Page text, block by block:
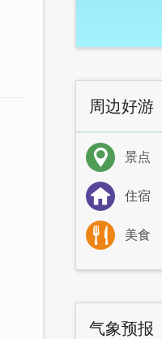
周边好游
景点
住宿
美食
气象预报